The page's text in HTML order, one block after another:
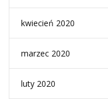
kwiecień 2020
marzec 2020
luty 2020